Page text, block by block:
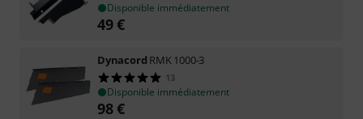
Disponible immédiatement
49€
Dynacord RMK 1000-3
13
Disponible immédiatement
98€